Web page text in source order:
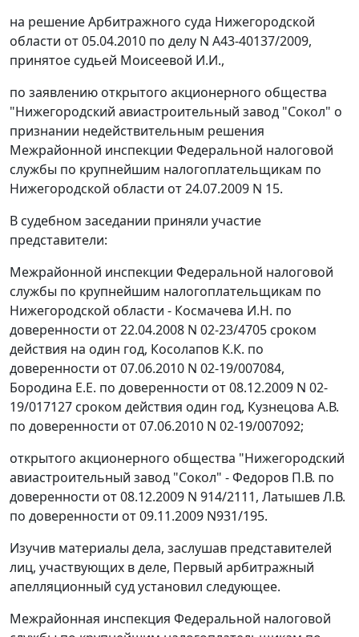
на решение Арбитражного суда Нижегородской
области от 05.04.2010 по делу N А43-40137/2009,
принятое судьей Моисеевой И.И.,
по заявлению открытого акционерного общества
"Нижегородский авиастроительный завод "Сокол" о
признании недействительным решения
Межрайонной инспекции Федеральной налоговой
службы по крупнейшим налогоплательщикам по
Нижегородской области от 24.07.2009 N 15.
В судебном заседании приняли участие
представители:
Межрайонной инспекции Федеральной налоговой
службы по крупнейшим налогоплательщикам по
Нижегородской области - Космачева И.Н. по
доверенности от 22.04.2008 N 02-23/4705 сроком
действия на один год, Косолапов К.К. по
доверенности от 07.06.2010 N 02-19/007084,
Бородина Е.Е. по доверенности от 08.12.2009 N 02-
19/017127 сроком действия один год, Кузнецова А.В.
по доверенности от 07.06.2010 N 02-19/007092;
открытого акционерного общества "Нижегородский
авиастроительный завод "Сокол" - Федоров П.В. по
доверенности от 08.12.2009 N 914/2111, Латышев Л.В.
по доверенности от 09.11.2009 N931/195.
Изучив материалы дела, заслушав представителей
лиц, участвующих в деле, Первый арбитражный
апелляционный суд установил следующее.
Межрайонная инспекция Федеральной налоговой